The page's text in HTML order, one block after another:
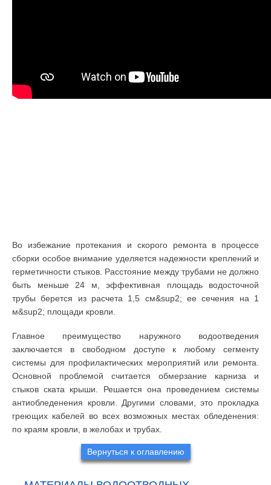
Во избежание протекания и скорого ремонта в процессе
сборки особое внимание уделяется надежности креплений и
герметичности стыков. Расстояние между трубами не должно
быть меньше 24 м, эффективная площадь водосточной
трубы берется из расчета 1,5 см&sup2; ее сечения на 1
м&sup2; площади кровли.
Главное преимущество наружного водоотведения
заключается в свободном доступе к любому сегменту
системы для профилактических мероприятий или ремонта.
Основной проблемой считается обмерзание карниза и
стыков ската крыши. Решается она проведением системы
антиобледенения кровли. Другими словами, это прокладка
греющих кабелей во всех возможных местах обледенения:
по краям кровли, в желобах и трубах.
Вернуться к оглавлению